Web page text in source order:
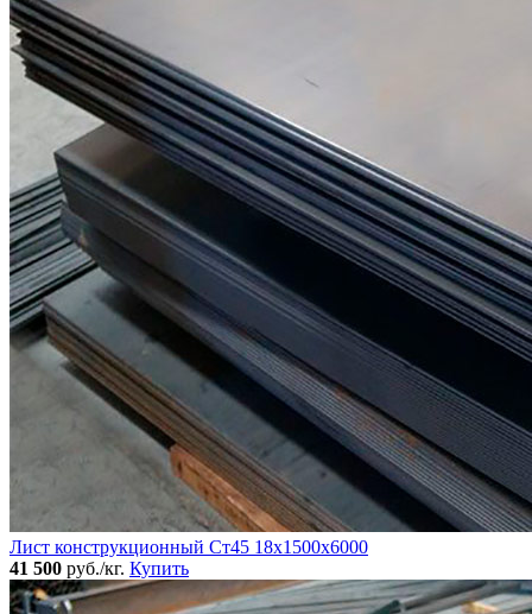
Лист конструкционный Ст45 18х1500х6000
41 500 руб./кг. Купить